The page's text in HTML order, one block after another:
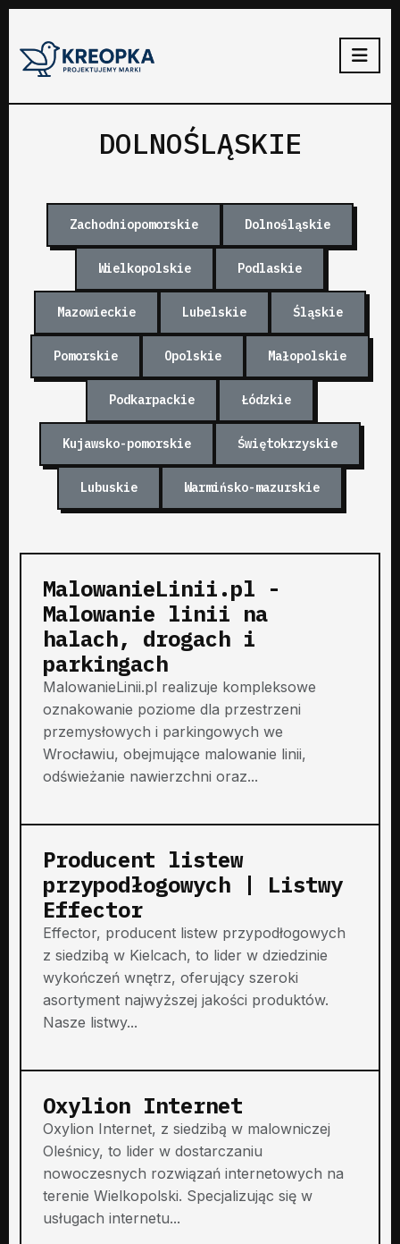
DOLNOŚLĄSKIE
Zachodniopomorskie Dolnośląskie
Wielkopolskie Podlaskie
Mazowieckie Lubelskie Śląskie
Pomorskie Opolskie Małopolskie
Podkarpackie Łódzkie
Kujawsko-pomorskie Świętokrzyskie
Lubuskie Warmińsko-mazurskie
MalowanieLinii.pl -
Malowanie linii na
halach, drogach i
parkingach
MalowanieLinii.pl realizuje kompleksowe
oznakowanie poziome dla przestrzeni
przemysłowych i parkingowych we
Wrocławiu, obejmujące malowanie linii,
odświeżanie nawierzchni oraz...
Producent listew
przypodłogowych | Listwy
Effector
Effector, producent listew przypodłogowych
z siedzibą w Kielcach, to lider w dziedzinie
wykończeń wnętrz, oferujący szeroki
asortyment najwyższej jakości produktów.
Nasze listwy...
Oxylion Internet
Oxylion Internet, z siedzibą w malowniczej
Oleśnicy, to lider w dostarczaniu
nowoczesnych rozwiązań internetowych na
terenie Wielkopolski. Specjalizując się w
usługach internetu...